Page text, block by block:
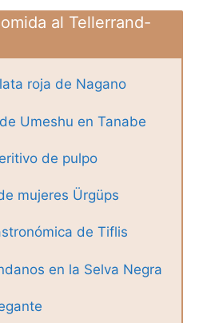
al Tellerrand-
roja de Nagano
Umeshu en Tanabe
de pulpo
mujeres Ürgüps
de Tiflis
en la Selva Negra